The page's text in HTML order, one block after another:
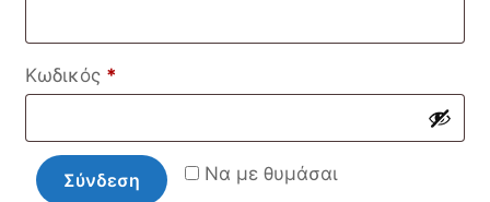
Κωδικός *
Να με θυμάσαι
Σύνδεση